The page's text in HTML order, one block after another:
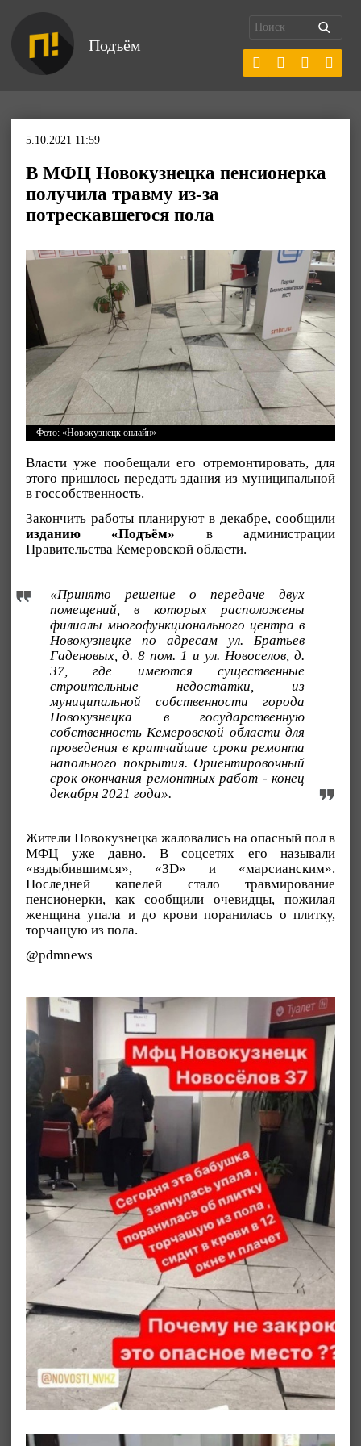
Подъём
5.10.2021 11:59
В МФЦ Новокузнецка пенсионерка
получила травму из-за
потрескавшегося пола
Фото: «Новокузнецк онлайн»
Власти уже пообещали его отремонтировать, для
этого пришлось передать здания из муниципальной
в госсобственность.
Закончить работы планируют в декабре, сообщили
изданию «Подъём» в администрации
Правительства Кемеровской области.
«Принято решение о передаче двух
помещений, в которых расположены
филиалы многофункционального центра в
Новокузнецке по адресам ул. Братьев
Гаденовых, д. 8 пом. 1 и ул. Новоселов, д.
37, где имеются существенные
строительные недостатки, из
муниципальной собственности города
Новокузнецка в государственную
собственность Кемеровской области для
проведения в кратчайшие сроки ремонта
напольного покрытия. Ориентировочный
срок окончания ремонтных работ - конец
декабря 2021 года».
Жители Новокузнецка жаловались на опасный пол в
МФЦ уже давно. В соцсетях его называли
«вздыбившимся», «3D» и «марсианским».
Последней капелей стало травмирование
пенсионерки, как сообщили очевидцы, пожилая
женщина упала и до крови поранилась о плитку,
торчащую из пола.
@pdmnews